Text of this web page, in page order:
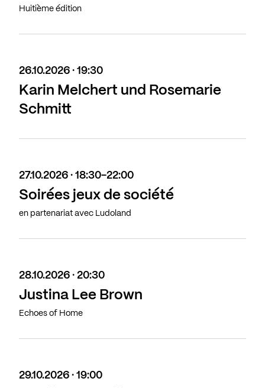
Huitième édition
26.10.2026 · 19:30
Karin Melchert und Rosemarie
Schmitt
27.10.2026 · 18:30-22:00
Soirées jeux de société
en partenariat avec Ludoland
28.10.2026 · 20:30
Justina Lee Brown
Echoes of Home
29.10.2026 · 19:00